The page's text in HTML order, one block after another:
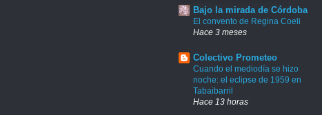
Bajo la mirada de Córdoba
El convento de Regina Coeli
Hace 3 meses
Colectivo Prometeo
Cuando el mediodía se hizo
noche: el eclipse de 1959 en
Tabaibarril
Hace 13 horas